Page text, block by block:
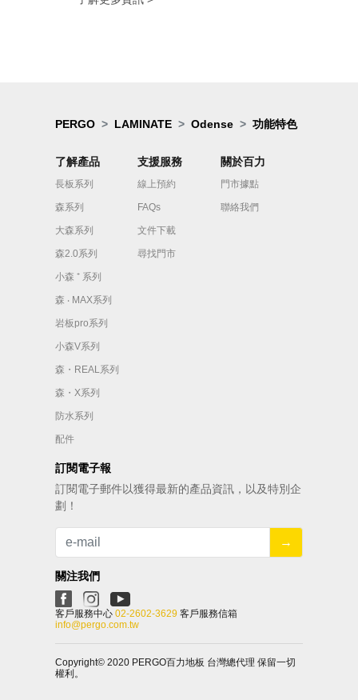
PERGO LAMINATE Odense 功能特色
了解產品
長板系列
森系列
大森系列
森2.0系列
小森 ⁺ 系列
森 ‧ MAX系列
岩板pro系列
小森V系列
森・REAL系列
森・X系列
防水系列
配件
支援服務
線上預約
FAQs
文件下載
尋找門市
關於百力
門市據點
聯絡我們
訂閱電子報
訂閱電⼦郵件以獲得最新的產品資訊，以及特別企
劃！
→
關注我們
客⼾服務中⼼ 02-2602-3629 客⼾服務信箱
info@pergo.com.tw
Copyright© 2020 PERGO百力地板 台灣總代理 保留一切
權利。